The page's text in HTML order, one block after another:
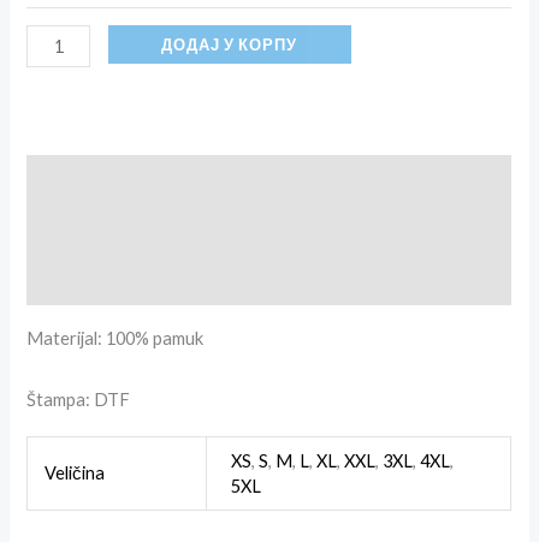
ДОДАЈ У КОРПУ
Materijal: 100% pamuk
Štampa: DTF
Veličina
XS, S, M, L, XL, XXL, 3XL, 4XL,
5XL